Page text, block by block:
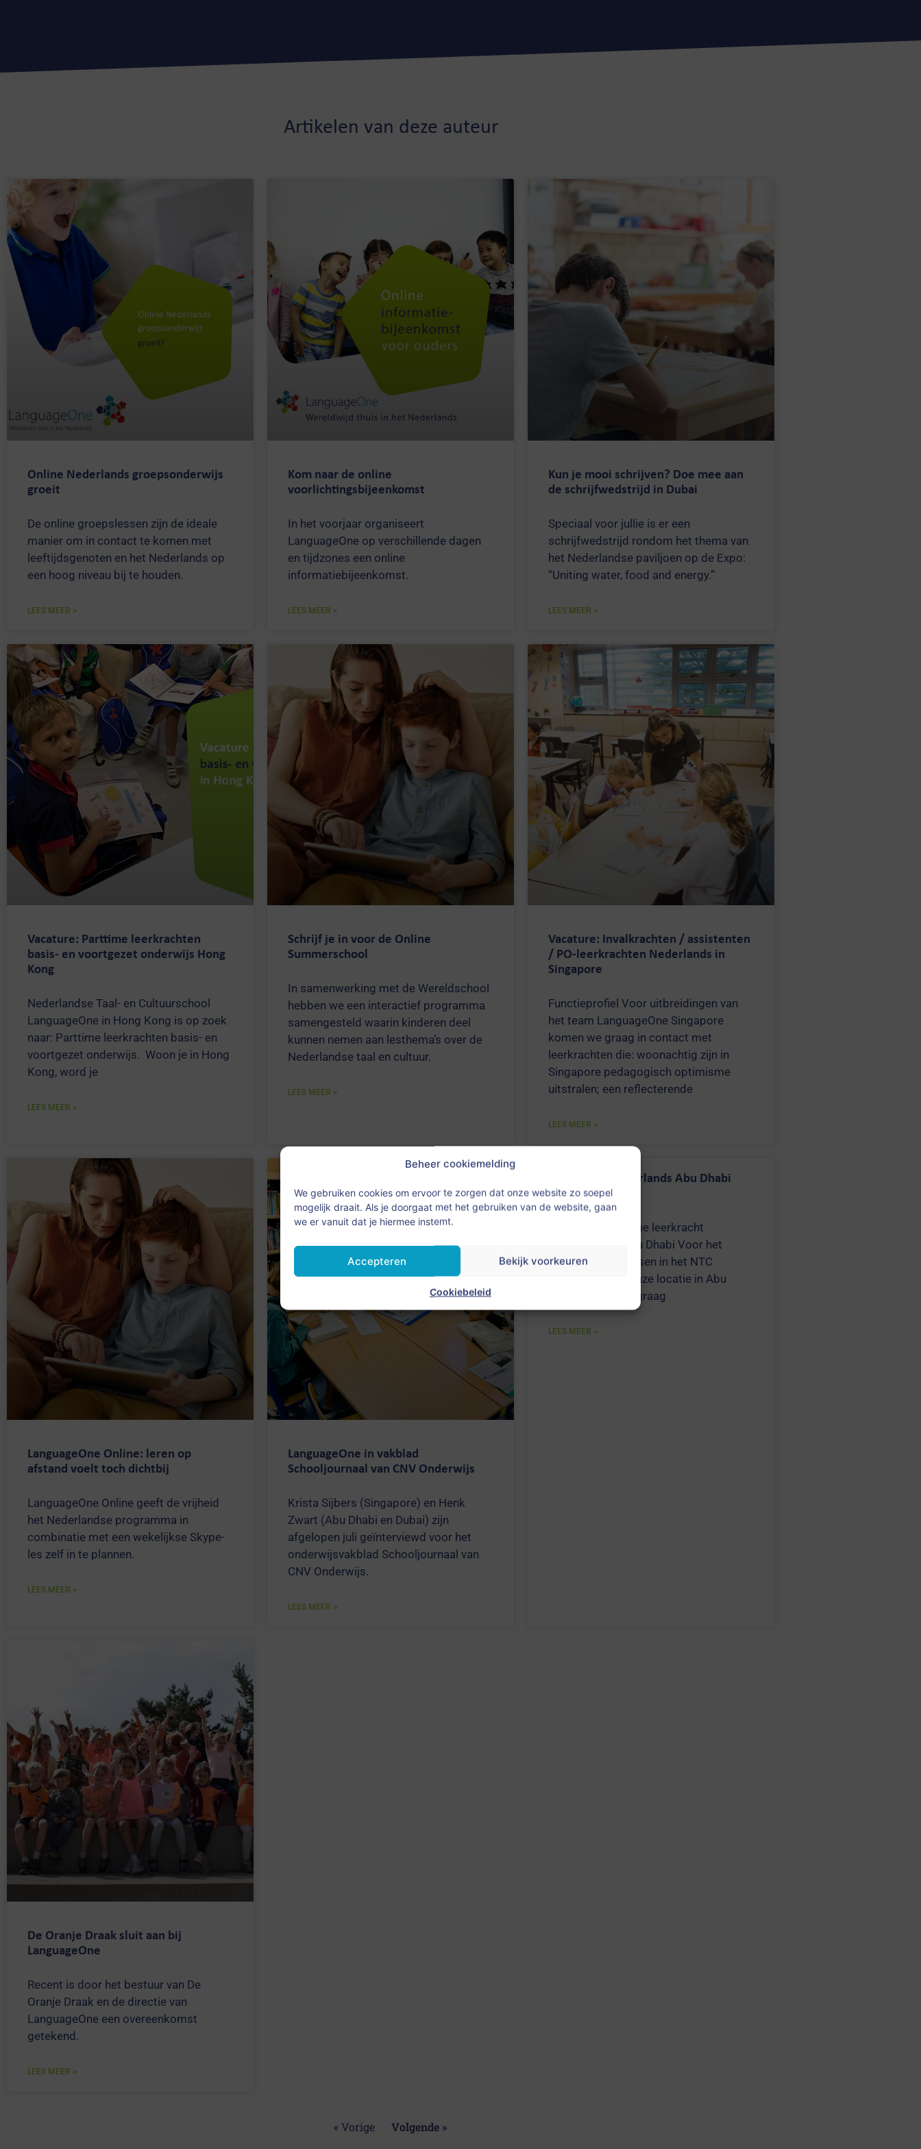
Beheer cookiemelding
We gebruiken cookies om ervoor te zorgen dat onze website zo soepel
mogelijk draait. Als je doorgaat met het gebruiken van de website, gaan
we er vanuit dat je hiermee instemt.
Accepteren Bekijk voorkeuren
Cookiebeleid
Artikelen van deze auteur
Online Nederlands groepsonderwijs
groeit
De online groepslessen zijn de ideale
manier om in contact te komen met
leeftijdsgenoten en het Nederlands op
een hoog niveau bij te houden.
LEES MEER >
Kom naar de online
voorlichtingsbijeenkomst
In het voorjaar organiseert
LanguageOne op verschillende dagen
en tijdzones een online
informatiebijeenkomst.
LEES MEER >
Kun je mooi schrijven? Doe mee aan
de schrijfwedstrijd in Dubai
Speciaal voor jullie is er een
schrijfwedstrijd rondom het thema van
het Nederlandse paviljoen op de Expo:
“Uniting water, food and energy.”
LEES MEER >
Vacature: Parttime leerkrachten
basis- en voortgezet onderwijs Hong
Kong
Nederlandse Taal- en Cultuurschool
LanguageOne in Hong Kong is op zoek
naar: Parttime leerkrachten basis- en
voortgezet onderwijs. Woon je in Hong
Kong, word je
LEES MEER >
Schrijf je in voor de Online
Summerschool
In samenwerking met de Wereldschool
hebben we een interactief programma
samengesteld waarin kinderen deel
kunnen nemen aan lesthema’s over de
Nederlandse taal en cultuur.
LEES MEER >
Vacature: Invalkrachten / assistenten
/ PO-leerkrachten Nederlands in
Singapore
Functieprofiel Voor uitbreidingen van
het team LanguageOne Singapore
komen we graag in contact met
leerkrachten die: woonachtig zijn in
Singapore pedagogisch optimisme
uitstralen; een reflecterende
LEES MEER >
LanguageOne Online: leren op
afstand voelt toch dichtbij
LanguageOne Online geeft de vrijheid
het Nederlandse programma in
combinatie met een wekelijkse Skype-
les zelf in te plannen.
LEES MEER >
LanguageOne in vakblad
Schooljournaal van CNV Onderwijs
Krista Sijbers (Singapore) en Henk
Zwart (Abu Dhabi en Dubai) zijn
afgelopen juli geïnterviewd voor het
onderwijsvakblad Schooljournaal van
CNV Onderwijs.
LEES MEER >
Leerkracht Nederlands Abu Dhabi
gezocht
Vacature: Part-time leerkracht
Nederlands in Abu Dhabi Voor het
verzorgen van lessen in het NTC
programma op onze locatie in Abu
Dhabi komen wij graag
LEES MEER >
De Oranje Draak sluit aan bij
LanguageOne
Recent is door het bestuur van De
Oranje Draak en de directie van
LanguageOne een overeenkomst
getekend.
LEES MEER >
« Vorige Volgende »